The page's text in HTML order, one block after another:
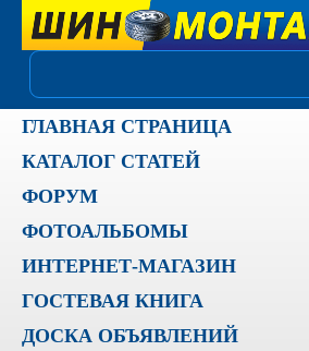
ГЛАВНАЯ СТРАНИЦА
КАТАЛОГ СТАТЕЙ
ФОРУМ
ФОТОАЛЬБОМЫ
ИНТЕРНЕТ-МАГАЗИН
ГОСТЕВАЯ КНИГА
ДОСКА ОБЪЯВЛЕНИЙ